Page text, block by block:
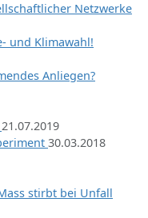
Netzwerke
und Klimawahl!
Anliegen?
21.07.2019
30.03.2018
stirbt bei Unfall